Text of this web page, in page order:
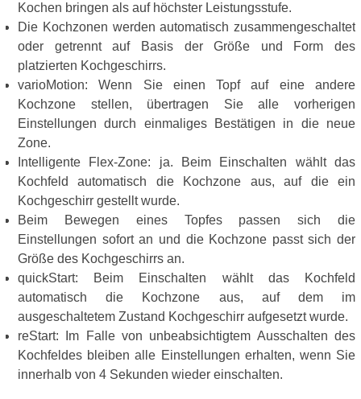
Kochen bringen als auf höchster Leistungsstufe.
Die Kochzonen werden automatisch zusammengeschaltet
oder getrennt auf Basis der Größe und Form des
platzierten Kochgeschirrs.
varioMotion: Wenn Sie einen Topf auf eine andere
Kochzone stellen, übertragen Sie alle vorherigen
Einstellungen durch einmaliges Bestätigen in die neue
Zone.
Intelligente Flex-Zone: ja. Beim Einschalten wählt das
Kochfeld automatisch die Kochzone aus, auf die ein
Kochgeschirr gestellt wurde.
Beim Bewegen eines Topfes passen sich die
Einstellungen sofort an und die Kochzone passt sich der
Größe des Kochgeschirrs an.
quickStart: Beim Einschalten wählt das Kochfeld
automatisch die Kochzone aus, auf dem im
ausgeschaltetem Zustand Kochgeschirr aufgesetzt wurde.
reStart: Im Falle von unbeabsichtigtem Ausschalten des
Kochfeldes bleiben alle Einstellungen erhalten, wenn Sie
innerhalb von 4 Sekunden wieder einschalten.